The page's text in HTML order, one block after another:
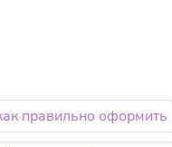
правильно оформить